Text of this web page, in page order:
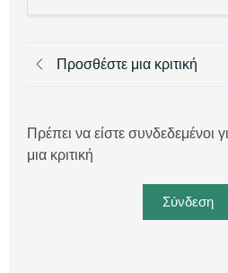
Προσθέστε μια κριτική
Πρέπει να είστε συνδεδεμένοι
μια κριτική
Σύνδεση